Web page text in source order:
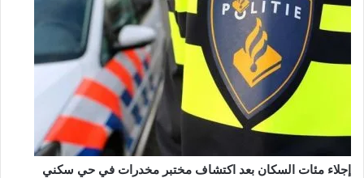
إجلاء مئات السكان بعد اكتشاف مختبر مخدرات في حي سكني